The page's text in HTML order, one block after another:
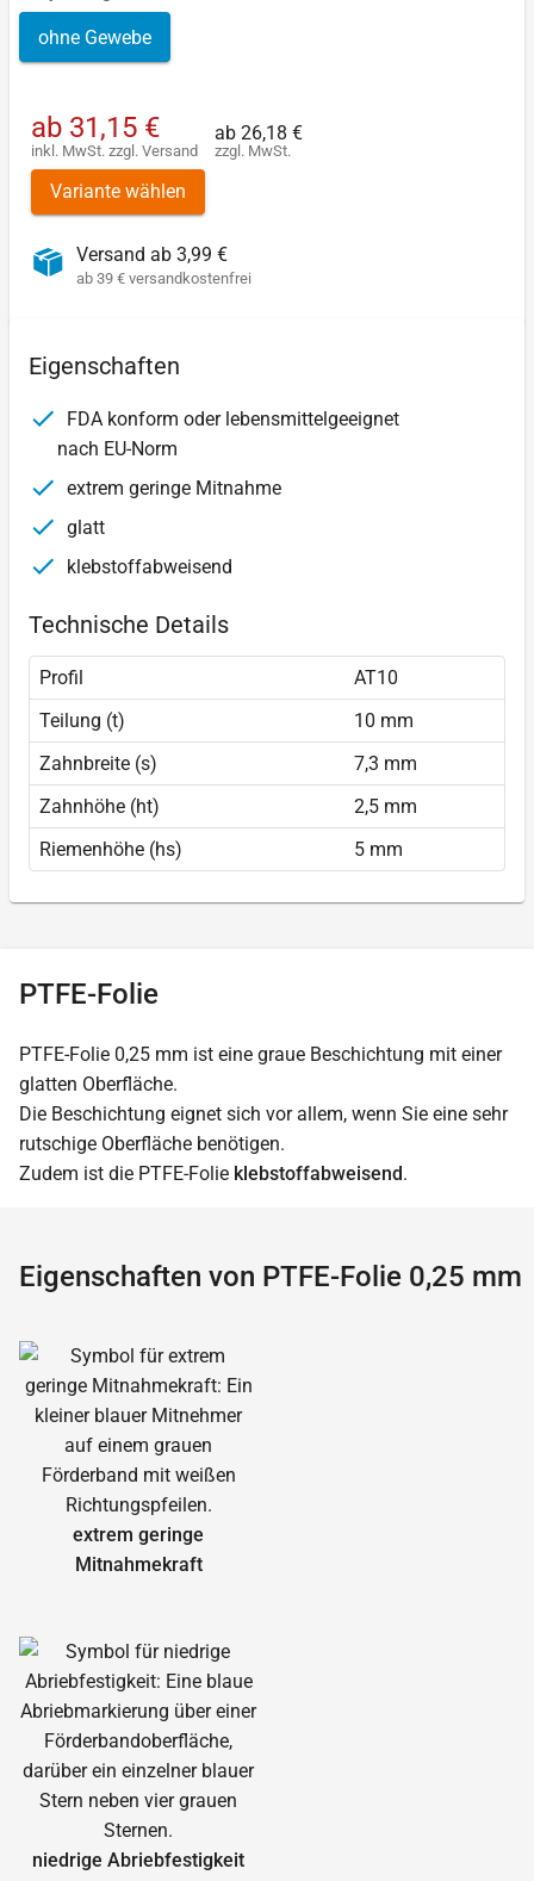
ohne Gewebe
ab 31,15 €
inkl. MwSt. zzgl. Versand
ab 26,18 €
zzgl. MwSt.
Variante wählen
Versand ab 3,99 €
ab 39 € versandkostenfrei
Eigenschaften
FDA konform oder lebensmittelgeeignet
nach EU-Norm
extrem geringe Mitnahme
glatt
klebstoffabweisend
Technische Details
Profil
AT10
Teilung (t)
10 mm
Zahnbreite (s)
7,3 mm
Zahnhöhe (ht)
2,5 mm
Riemenhöhe (hs)
5 mm
PTFE-Folie
PTFE-Folie 0,25 mm ist eine graue Beschichtung mit einer
glatten Oberfläche.
Die Beschichtung eignet sich vor allem, wenn Sie eine sehr
rutschige Oberfläche benötigen.
Zudem ist die PTFE-Folie klebstoffabweisend.
Eigenschaften von PTFE-Folie 0,25 mm
extrem geringe
Mitnahmekraft
niedrige Abrieb­festigkeit